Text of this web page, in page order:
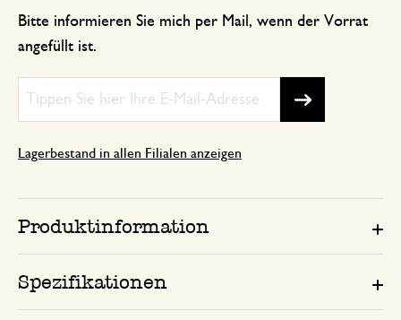
Bitte informieren Sie mich per Mail, wenn der Vorrat
angefüllt ist.
Lagerbestand in allen Filialen anzeigen
Produktinformation
Spezifikationen